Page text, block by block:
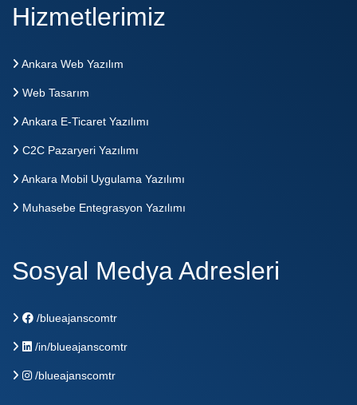
Hizmetlerimiz
Ankara Web Yazılım
Web Tasarım
Ankara E-Ticaret Yazılımı
C2C Pazaryeri Yazılımı
Ankara Mobil Uygulama Yazılımı
Muhasebe Entegrasyon Yazılımı
Sosyal Medya Adresleri
/blueajanscomtr
/in/blueajanscomtr
/blueajanscomtr